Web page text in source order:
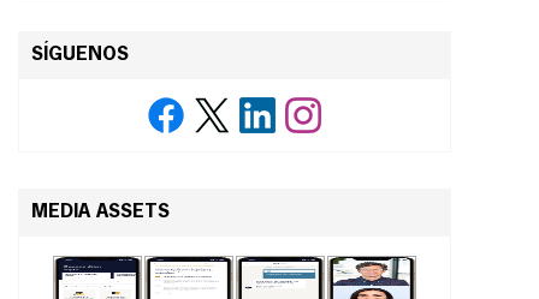
SÍGUENOS
MEDIA ASSETS